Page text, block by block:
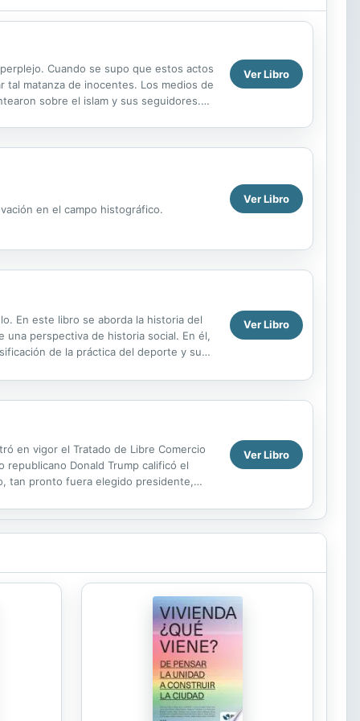
Cuando se supo que estos actos
tal matanza de inocentes. Los medios de
sobre el islam y sus seguidores.
Ver Libro
en el campo histográfico.
Ver Libro
En este libro se aborda la historia del
una perspectiva de historia social. En él,
de la práctica del deporte y su
Ver Libro
en vigor el Tratado de Libre Comercio
Donald Trump calificó el
tan pronto fuera elegido presidente,
Ver Libro